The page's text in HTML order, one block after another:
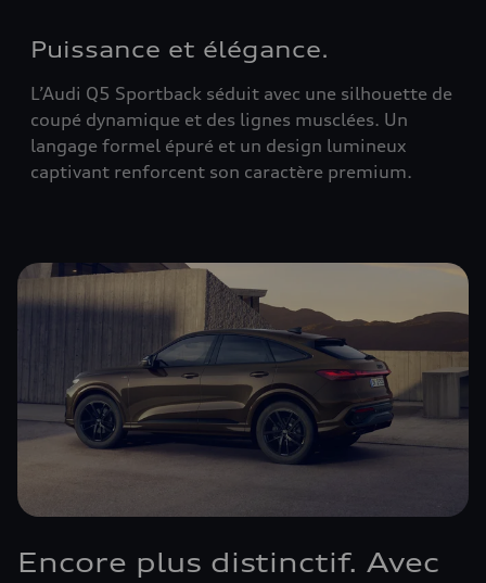
Puissance et élégance.
L’Audi Q5 Sportback séduit avec une silhouette de
coupé dynamique et des lignes musclées. Un
langage formel épuré et un design lumineux
captivant renforcent son caractère premium.
Encore plus distinctif. Avec